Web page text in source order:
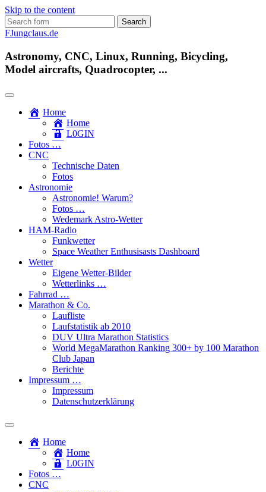
Skip to the content
Search
for:
FJungclaus.de
Astronomy, CNC, Linux, Running, Bicycling,
Model aircrafts, Quadrocopter, ...
Home
Home
L​0​​GIN
Fotos …
CNC
Technische Daten
Fotos
Astronomie
Astronomie! Warum?
Fotos …
Wedemark Astro-Wetter
HAM-Radio
Funkwetter
Space Weather Enthusisasts Dashboard
Wetter
Eigene Wetter-Bilder
Wetterlinks …
Fahrrad …
Marathon & Co.
Laufliste
Laufstatistik ab 2010
DUV Ultra Marathon Statistics
World MegaMarathon Ranking 300+ by 100 Marathon
Club Japan
Berichte
Impressum …
Impressum
Datenschutzerklärung
Toggle
search
field
Home
Home
L​0​​GIN
Fotos …
CNC